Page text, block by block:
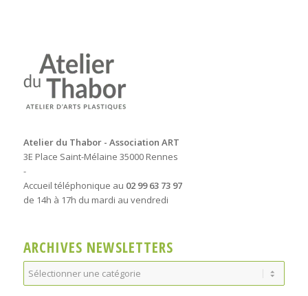
Atelier du Thabor - Association ART
3E Place Saint-Mélaine 35000 Rennes
-
Accueil téléphonique au 02 99 63 73 97
de 14h à 17h du mardi au vendredi
ARCHIVES NEWSLETTERS
Archives
Newsletters